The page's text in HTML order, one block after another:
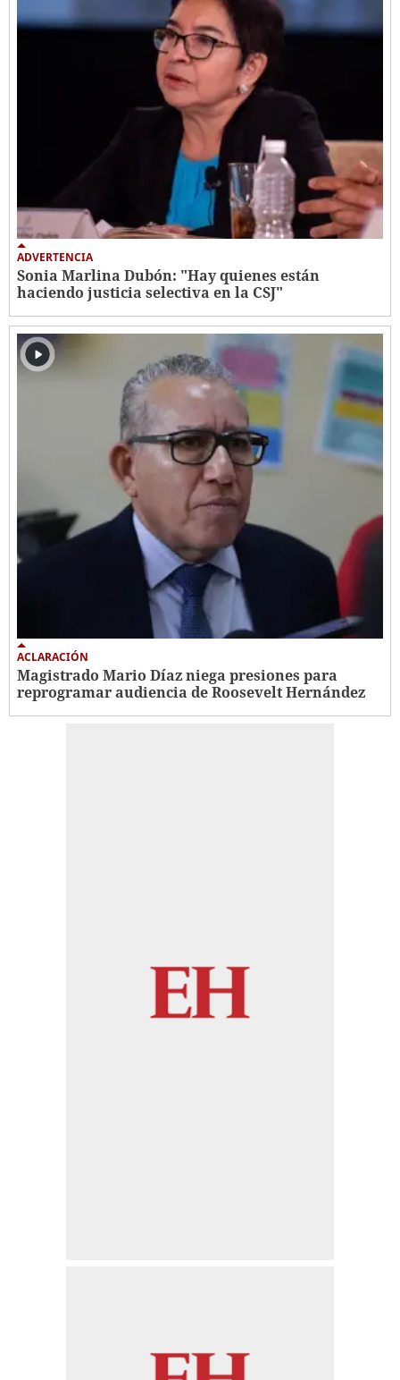
ADVERTENCIA
Sonia Marlina Dubón: "Hay quienes están
haciendo justicia selectiva en la CSJ"
ACLARACIÓN
Magistrado Mario Díaz niega presiones para
reprogramar audiencia de Roosevelt Hernández